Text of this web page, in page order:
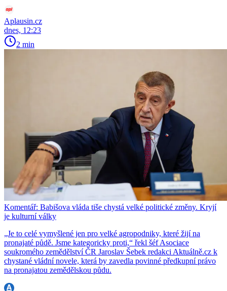
Aplausin.cz
dnes, 12:23
2 min
Komentář: Babišova vláda tiše chystá velké politické změny. Kryjí
je kulturní války
„Je to celé vymyšlené jen pro velké agropodniky, které žijí na
pronajaté půdě. Jsme kategoricky proti,“ řekl šéf Asociace
soukromého zemědělství ČR Jaroslav Šebek redakci Aktuálně.cz k
chystané vládní novele, která by zavedla povinné předkupní právo
na pronajatou zemědělskou půdu.